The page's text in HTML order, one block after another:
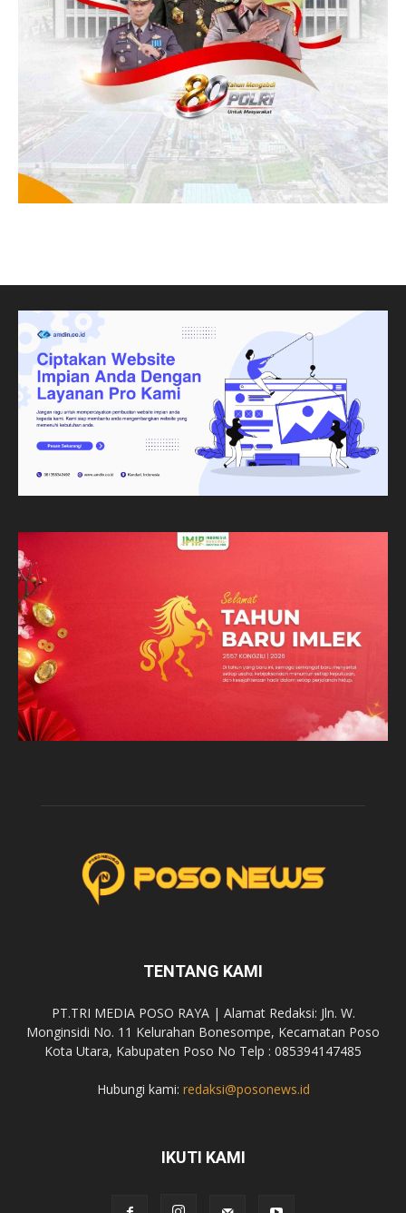
TENTANG KAMI
PT.TRI MEDIA POSO RAYA | Alamat Redaksi: Jln. W.
Monginsidi No. 11 Kelurahan Bonesompe, Kecamatan Poso
Kota Utara, Kabupaten Poso No Telp : 085394147485
Hubungi kami: redaksi@posonews.id
IKUTI KAMI